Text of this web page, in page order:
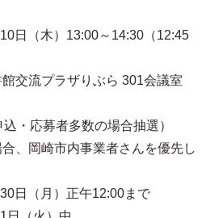
木）13:00～14:30（12:45
プラザりぶら 301会議室
募者多数の場合抽選）
市内事業者さんを優先し
（月）正午12:00まで